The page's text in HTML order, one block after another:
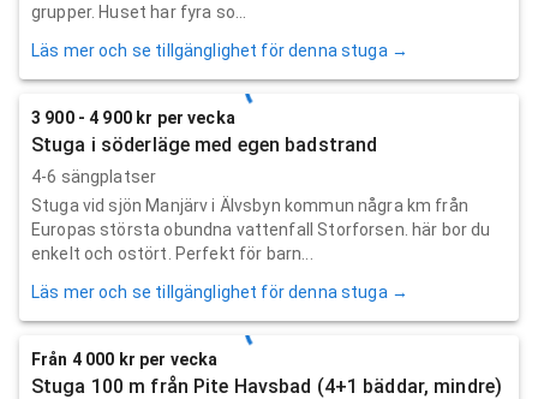
grupper. Huset har fyra so...
Läs mer och se tillgänglighet för denna stuga →
3 900 - 4 900 kr per vecka
Stuga i söderläge med egen badstrand
4-6 sängplatser
Stuga vid sjön Manjärv i Älvsbyn kommun några km från
Europas största obundna vattenfall Storforsen. här bor du
enkelt och ostört. Perfekt för barn...
Läs mer och se tillgänglighet för denna stuga →
Från 4 000 kr per vecka
Stuga 100 m från Pite Havsbad (4+1 bäddar, mindre)